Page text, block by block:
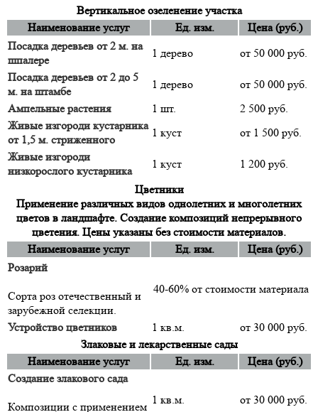
Вертикальное озеленение участка
Наименование услуг
Ед. изм.
Цена (руб.)
Посадка деревьев от 2 м. на
шпалере
1 дерево
от 50 000 руб.
Посадка деревьев от 2 до 5
м. на штамбе
1 дерево
от 50 000 руб.
Ампельные растения
1 шт.
2 500 руб.
Живые изгороди кустарника
от 1,5 м. стриженного
1 куст
от 1 500 руб.
Живые изгороди
низкорослого кустарника
1 куст
1 200 руб.
Цветники
Применение различных видов однолетних и многолетних
цветов в ландшафте. Создание композиций непрерывного
цветения. Цены указаны без стоимости материалов.
Наименование услуг
Ед. изм.
Цена (руб.)
Розарий
Сорта роз отечественный и
зарубежной селекции.
40-60% от стоимости материала
Устройство цветников 1 кв.м.
от 30 000 руб.
Злаковые и лекарственные сады
Наименование услуг
Ед. изм.
Цена (руб.)
Создание злакового сада
Композиции с применением
1 кв.м. от 30 000 руб.